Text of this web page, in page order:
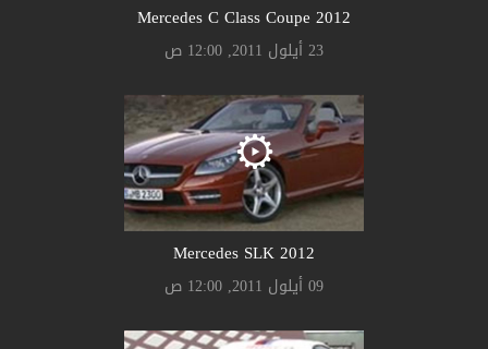
2012 Mercedes C Class Coupe
23 أيلول 2011, 12:00 ص
2012 Mercedes SLK
09 أيلول 2011, 12:00 ص